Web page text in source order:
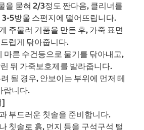
을 묻혀 2/3정도 짠다음, 클리너를
3-5방울 스펀지에 떨어뜨립니다.
주물러 거품을 만든 후, 가죽 표면
럽게 닦아줍니다.
마른 수건등으로 물기를 닦아내고,
뒤 가죽보호제를 발라줍니다.
될 경우, 안보이는 부위에 먼저 테
랍니다.
]
부드러운 칫솔을 준비합니다.
칫솔로 흙, 먼지 등을 구석구석 털